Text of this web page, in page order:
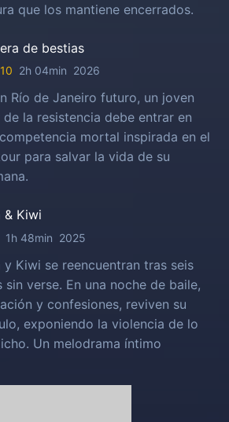
que los mantiene encerrados.
de bestias
2h 04min 2026
Río de Janeiro futuro, un joven
de la resistencia debe entrar en
mortal inspirada en el
para salvar la vida de su
& Kiwi
1h 48min 2025
y Kiwi se reencuentran tras seis
sin verse. En una noche de baile,
y confesiones, reviven su
exponiendo la violencia de lo
Un melodrama íntimo